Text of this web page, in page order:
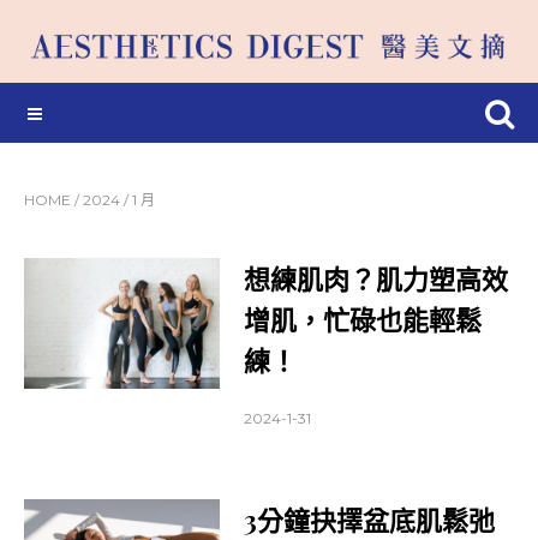
HOME / 2024 / 1 月
想練肌肉？肌力塑高效
增肌，忙碌也能輕鬆
練！
2024-1-31
3分鐘抉擇盆底肌鬆弛